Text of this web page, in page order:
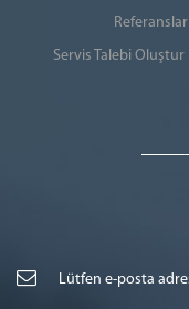
Referanslar
Servis Talebi Oluştur